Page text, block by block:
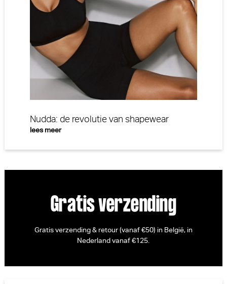
Nudda: de revolutie van shapewear
lees meer
Gratis verzending
Gratis verzending & retour (vanaf €50) in België, in
Nederland vanaf €125.